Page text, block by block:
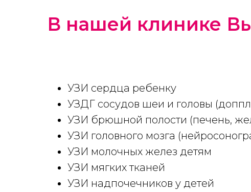
В нашей клинике
УЗИ сердца ребенку
УЗДГ сосудов шеи и головы
УЗИ брюшной полости (печень,
УЗИ головного мозга
УЗИ молочных желез детям
УЗИ мягких тканей
УЗИ надпочечников у детей